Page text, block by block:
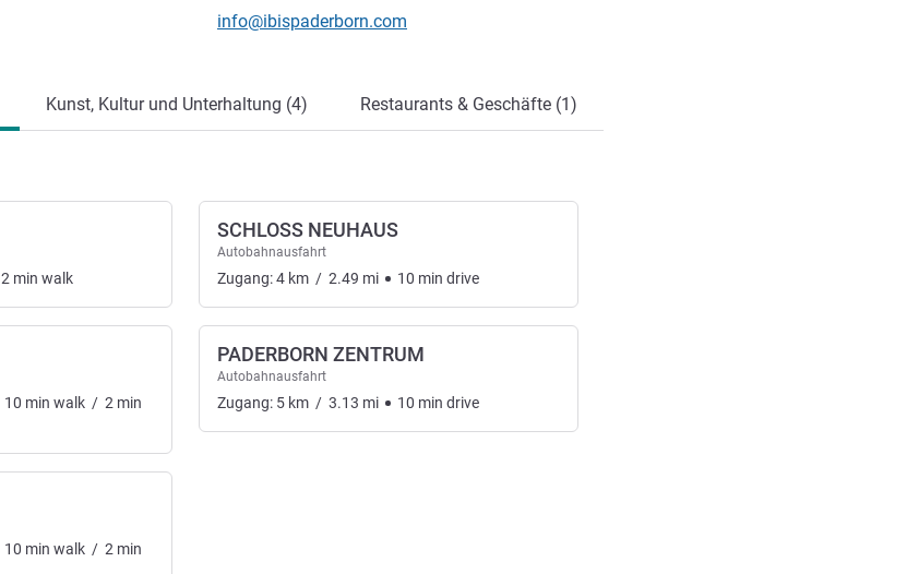
Kontakt-E-Mail
info@ibispaderborn.com
Kunst, Kultur und Unterhaltung (4) Restaurants & Geschäfte (1)
2 min walk
10 min walk / 2 min
10 min walk / 2 min
SCHLOSS NEUHAUS
Autobahnausfahrt
Zugang:4 km / 2.49 mi 10 min drive
PADERBORN ZENTRUM
Autobahnausfahrt
Zugang: 5 km / 3.13 mi 10 min drive